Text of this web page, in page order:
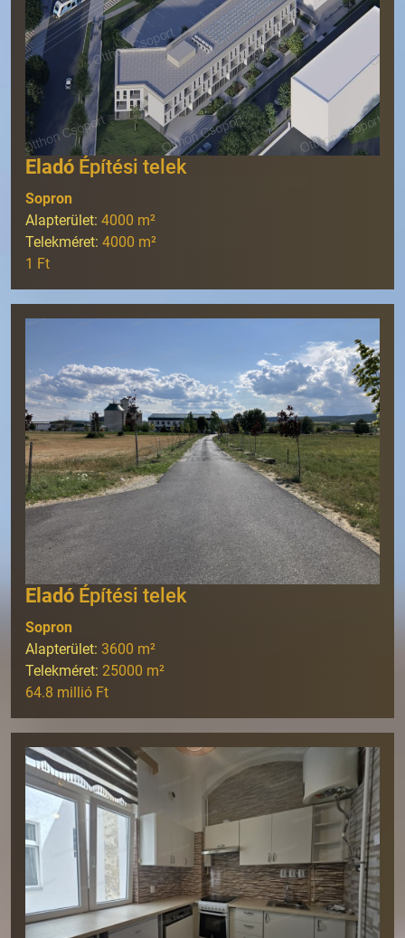
Eladó Építési telek
Sopron
Alapterület: 4000 m²
Telekméret: 4000 m²
1 Ft
Eladó Építési telek
Sopron
Alapterület: 3600 m²
Telekméret: 25000 m²
64.8 millió Ft